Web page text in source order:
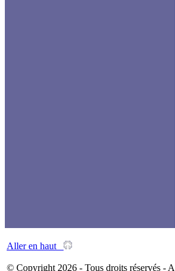
Aller en haut
© Copyright 2026 - Tous droits réservés -